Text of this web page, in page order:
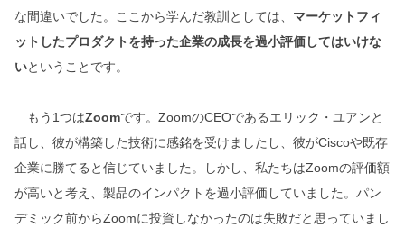
な間違いでした。ここから学んだ教訓としては、 マーケットフィ
ットしたプロダクトを持った企業の成長を過小評価してはいけな
いということです。
もう1つはZoomです。ZoomのCEOであるエリック・ユアンと
話し、彼が構築した技術に感銘を受けましたし、彼がCiscoや既存
企業に勝てると信じていました。しかし、私たちはZoomの評価額
が高いと考え、製品のインパクトを過小評価していました。パン
デミック前からZoomに投資しなかったのは失敗だと思っていまし